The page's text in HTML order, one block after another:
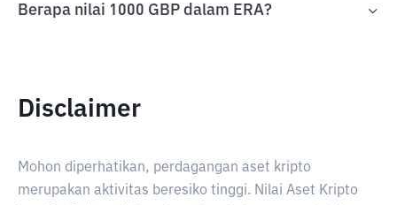
Berapa nilai 1000 GBP dalam ERA?
Disclaimer
Mohon diperhatikan, perdagangan aset kripto
merupakan aktivitas beresiko tinggi. Nilai Aset Kripto